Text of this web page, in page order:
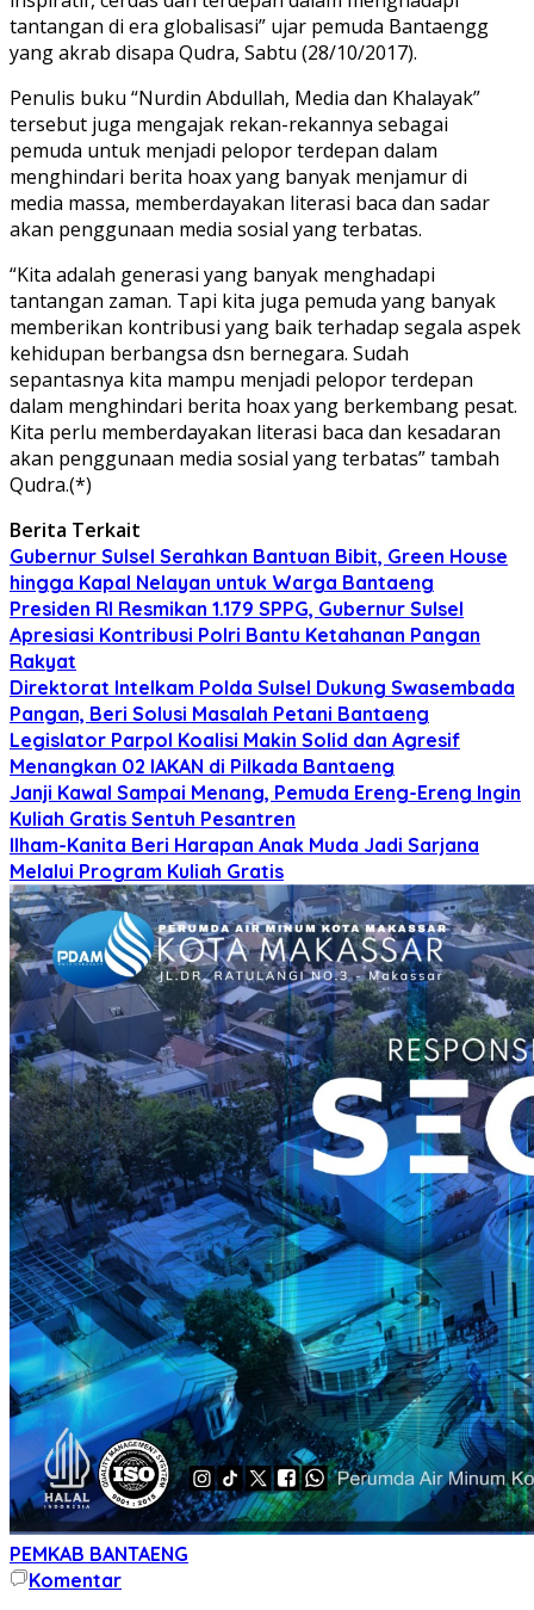
tantangan di era globalisasi” ujar pemuda Bantaengg
yang akrab disapa Qudra, Sabtu (28/10/2017).
Penulis buku “Nurdin Abdullah, Media dan Khalayak”
tersebut juga mengajak rekan-rekannya sebagai
pemuda untuk menjadi pelopor terdepan dalam
menghindari berita hoax yang banyak menjamur di
media massa, memberdayakan literasi baca dan sadar
akan penggunaan media sosial yang terbatas.
“Kita adalah generasi yang banyak menghadapi
tantangan zaman. Tapi kita juga pemuda yang banyak
memberikan kontribusi yang baik terhadap segala aspek
kehidupan berbangsa dsn bernegara. Sudah
sepantasnya kita mampu menjadi pelopor terdepan
dalam menghindari berita hoax yang berkembang pesat.
Kita perlu memberdayakan literasi baca dan kesadaran
akan penggunaan media sosial yang terbatas” tambah
Qudra.(*)
Berita Terkait
Gubernur Sulsel Serahkan Bantuan Bibit, Green House
hingga Kapal Nelayan untuk Warga Bantaeng
Presiden RI Resmikan 1.179 SPPG, Gubernur Sulsel
Apresiasi Kontribusi Polri Bantu Ketahanan Pangan
Rakyat
Direktorat Intelkam Polda Sulsel Dukung Swasembada
Pangan, Beri Solusi Masalah Petani Bantaeng
Legislator Parpol Koalisi Makin Solid dan Agresif
Menangkan 02 IAKAN di Pilkada Bantaeng
Janji Kawal Sampai Menang, Pemuda Ereng-Ereng Ingin
Kuliah Gratis Sentuh Pesantren
Ilham-Kanita Beri Harapan Anak Muda Jadi Sarjana
Melalui Program Kuliah Gratis
PEMKAB BANTAENG
Komentar